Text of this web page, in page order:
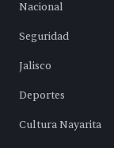
Nacional
Seguridad
Jalisco
Deportes
Cultura Nayarita